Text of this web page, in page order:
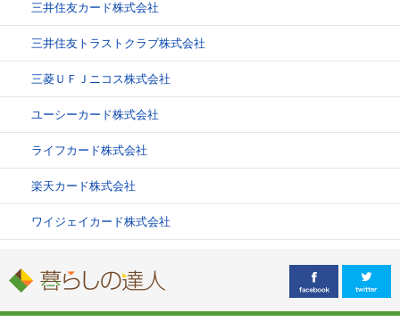
三井住友カード株式会社
三井住友トラストクラブ株式会社
三菱ＵＦＪニコス株式会社
ユーシーカード株式会社
ライフカード株式会社
楽天カード株式会社
ワイジェイカード株式会社